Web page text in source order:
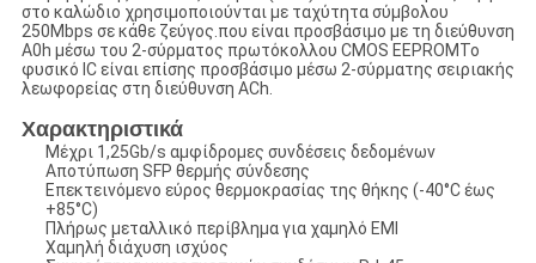
στο καλώδιο χρησιμοποιούνται με ταχύτητα σύμβολου
250Mbps σε κάθε ζεύγος.που είναι προσβάσιμο με τη διεύθυνση
A0h μέσω του 2-σύρματος πρωτόκολλου CMOS EEPROMΤο
φυσικό IC είναι επίσης προσβάσιμο μέσω 2-σύρματης σειριακής
λεωφορείας στη διεύθυνση ACh.
Χαρακτηριστικά
Μέχρι 1,25Gb/s αμφίδρομες συνδέσεις δεδομένων
Αποτύπωση SFP θερμής σύνδεσης
Επεκτεινόμενο εύρος θερμοκρασίας της θήκης (-40°C έως
+85°C)
Πλήρως μεταλλικό περίβλημα για χαμηλό EMI
Χαμηλή διάχυση ισχύος